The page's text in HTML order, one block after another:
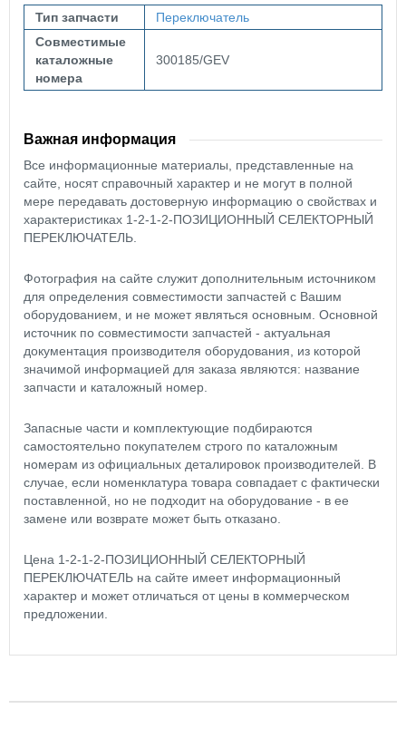
Тип запчасти
Переключатель
Совместимые
каталожные
номера
300185/GEV
Важная информация
Все информационные материалы, представленные на
сайте, носят справочный характер и не могут в полной
мере передавать достоверную информацию о свойствах и
характеристиках 1-2-1-2-ПОЗИЦИОННЫЙ СЕЛЕКТОРНЫЙ
ПЕРЕКЛЮЧАТЕЛЬ.
Фотография на сайте служит дополнительным источником
для определения совместимости запчастей с Вашим
оборудованием, и не может являться основным. Основной
источник по совместимости запчастей - актуальная
документация производителя оборудования, из которой
значимой информацией для заказа являются: название
запчасти и каталожный номер.
Запасные части и комплектующие подбираются
самостоятельно покупателем строго по каталожным
номерам из официальных деталировок производителей. В
случае, если номенклатура товара совпадает с фактически
поставленной, но не подходит на оборудование - в ее
замене или возврате может быть отказано.
Цена 1-2-1-2-ПОЗИЦИОННЫЙ СЕЛЕКТОРНЫЙ
ПЕРЕКЛЮЧАТЕЛЬ на сайте имеет информационный
характер и может отличаться от цены в коммерческом
предложении.